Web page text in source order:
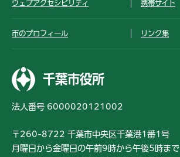
ウェブアクセシビリティ 携帯サイト
市のプロフィール リンク集
千葉市役所
法人番号 6000020121002
〒260-8722 千葉市中央区千葉港1番1号
月曜日から金曜日の午前9時から午後5時まで